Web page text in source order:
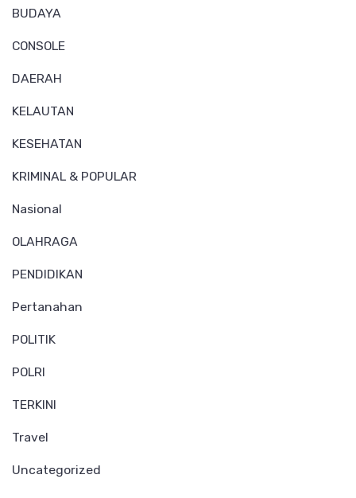
BUDAYA
CONSOLE
DAERAH
KELAUTAN
KESEHATAN
KRIMINAL & POPULAR
Nasional
OLAHRAGA
PENDIDIKAN
Pertanahan
POLITIK
POLRI
TERKINI
Travel
Uncategorized